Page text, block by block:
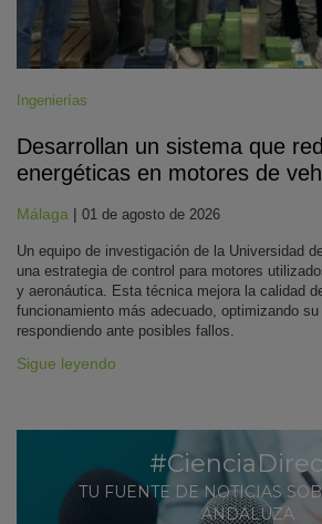
Ingenierías
Desarrollan un sistema que
energéticas en motores de
Málaga | 01 de agosto de 2026
Un equipo de investigación de la Universidad
una estrategia de control para motores
y aeronáutica. Esta técnica mejora la calidad
funcionamiento más adecuado, optimizando
respondiendo ante posibles fallos.
Sigue leyendo
TU FUENTE DE NOTICIAS
ANDALUZA